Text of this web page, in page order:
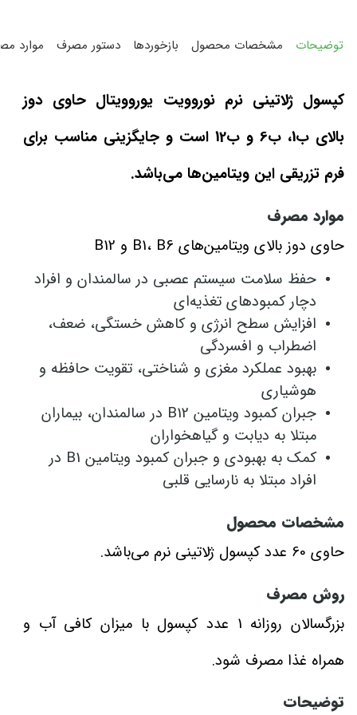
توضیحات مشخصات محصول بازخوردها دستور مصرف موارد
کپسول ژلاتینی نرم نوروویت یوروویتال حاوی دوز
بالای ب1، ب6 و ب12 است و جایگزینی مناسب برای
فرم تزریقی این ویتامین‌ها می‌باشد.
موارد مصرف
حاوی دوز بالای ویتامین‌های B1، B6 و B12
حفظ سلامت سیستم عصبی در سالمندان و افراد
دچار کمبودهای تغذیه‌ای
افزایش سطح انرژی و کاهش خستگی، ضعف،
اضطراب و افسردگی
بهبود عملکرد مغزی و شناختی، تقویت حافظه و
هوشیاری
جبران کمبود ویتامین B12 در سالمندان، بیماران
مبتلا به دیابت و گیاهخواران
کمک به بهبودی و جبران کمبود ویتامین B1 در
افراد مبتلا به نارسایی قلبی
مشخصات محصول
حاوی 60 عدد کپسول ژلاتینی نرم می‌باشد.
روش مصرف
بزرگسالان روزانه 1 عدد کپسول با میزان کافی آب و
همراه غذا مصرف شود.
توضیحات